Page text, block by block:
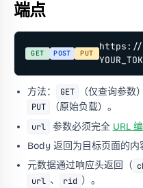
端点
GET POST PUT
https://
方法： GET （仅查询参数）
PUT （原始负载）。
url 参数必须完全 URL
Body 返回为目标页面的内
元数据通过响应头返回（
url 、 rid ）。